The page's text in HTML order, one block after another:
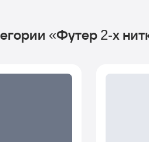
«Футер 2-х